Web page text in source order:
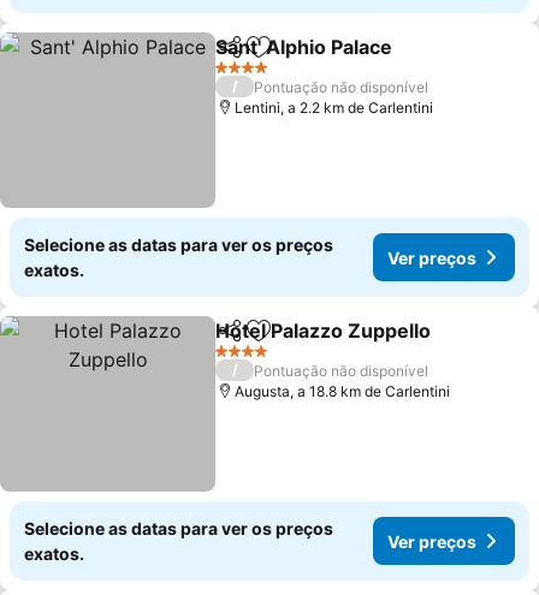
PartilharAdicionar aos favoritos
Sant' Alphio Palace
4 Estrelas
/
Pontuação não disponível
Lentini, a 2.2 km de Carlentini
Selecione as datas para ver os preços
exatos.
Ver preços
PartilharAdicionar aos favoritos
Hotel Palazzo Zuppello
4 Estrelas
/
Pontuação não disponível
Augusta, a 18.8 km de Carlentini
Selecione as datas para ver os preços
exatos.
Ver preços